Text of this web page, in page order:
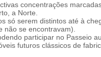
concentrações
a Norte.
só serem distintos até à
não se encontravam).
participar no Passeio
futuros clássicos de